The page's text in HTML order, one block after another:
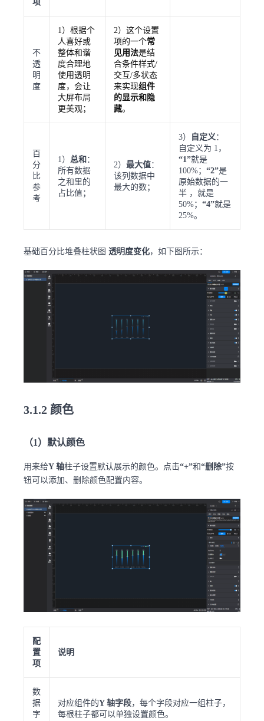
项
不
透
明
度
1）根据个
人喜好或
整体和谐
度合理地
使用透明
度，会让
大屏布局
更美观；
2）这个设置
项的一个常
见用法是结
合条件样式/
交互/多状态
来实现组件
的显示和隐
藏。
百
分
比
参
考
1） 总和 ：
所有数据
之和里的
占比值；
2） 最大值：
该列数据中
最大的数；
3） 自定义 ：
自定义为 1，
“1”就是
100%； “2”是
原始数据的一
半 ，就是
50%； “4”就是
25%。
基础百分比堆叠柱状图 透明度变化，如下图所示：
3.1.2 颜色
（1）默认颜色
用来给Y 轴柱子设置默认展示的颜色。点击“+”和“删除”按
钮可以添加、删除颜色配置内容。
配
置
项
说明
数
据
字
对应组件的Y 轴字段，每个字段对应一组柱子，
每根柱子都可以单独设置颜色。